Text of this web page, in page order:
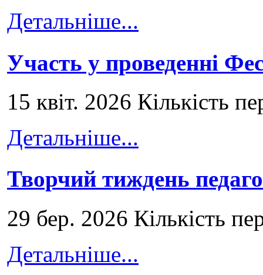
Детальніше...
Участь у проведенні
15 квіт. 2026 Кількість
Детальніше...
Творчий тиждень
29 бер. 2026 Кількість
Детальніше...